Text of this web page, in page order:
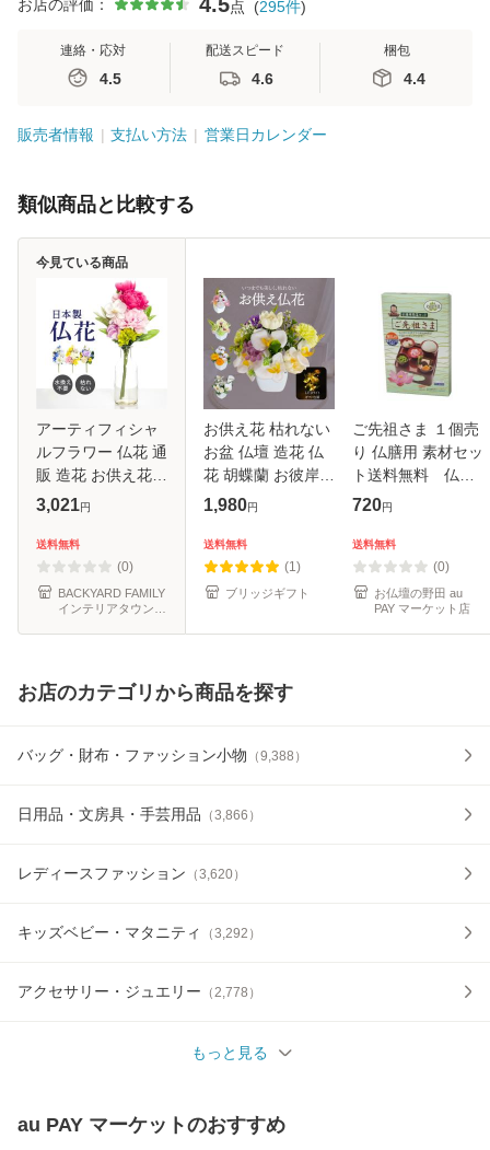
お店の評価： 点 (295件)
連絡・応対
4.5
配送スピード
4.6
梱包
4.4
販売者情報 支払い方法 営業日カレンダー
類似商品と比較する
アーティフィシャ
ルフラワー 仏花 通
販 造花 お供え花
仏壇 供花 水換え不
用 お花 枯れない
長持ち 仏前 供養
法事 法
3,021円
送料無料
(0)
BACKYARD FAMILY
インテリアタウン
店
今見ている商品
お供え花 枯れない
お盆 仏壇 造花 仏
花 胡蝶蘭 お彼岸
初盆 新盆 ソープフ
え 花 仏様 お悔や
み アレンジメント
お盆
1,980円
送料無料
(1)
ブリッジギフト
ご先祖さま １個売
り 仏膳用 素材セッ
ト送料無料 仏膳
用 【仏膳】【お
【霊具膳】【精進
料理】【お供え】
【お盆】【お】彼
720円
送料無料
(0)
お仏壇の野田 au
PAY マーケット店
お店のカテゴリから商品を探す
バッグ・財布・ファッション小物 （9,388 ）
日用品・文房具・手芸用品 （3,866 ）
レディースファッション （3,620）
キッズベビー・マタニティ （3,292 ）
アクセサリー・ジュエリー （2,778 ）
もっと見る
au PAY マーケットのおすすめ